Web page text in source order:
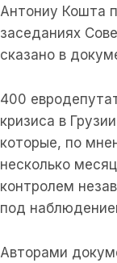
Антониу Кошта
заседаниях
сказано в
400
кризиса в
которые, по
несколько
контролем
под
Авторами